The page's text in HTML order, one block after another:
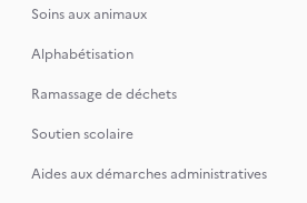
Soins aux animaux
Alphabétisation
Ramassage de déchets
Soutien scolaire
Aides aux démarches administratives